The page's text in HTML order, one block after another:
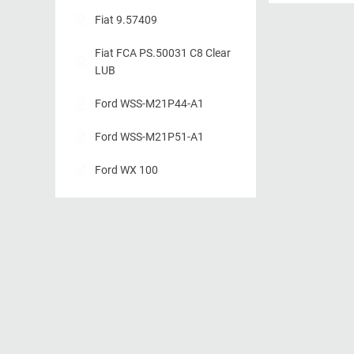
Fiat 9.57409
Fiat FCA PS.50031 C8 Clear
LUB
Ford WSS-M21P44-A1
Ford WSS-M21P51-A1
Ford WX 100